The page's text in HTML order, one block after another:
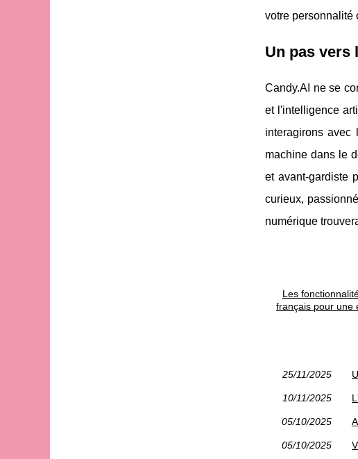
votre personnalité
Un pas vers
Candy.AI ne se
et l'intelligence
interagirons avec
machine dans le
et avant-gardiste
curieux,
numérique
Les
français pour une
25/11/2025
10/11/2025
05/10/2025
05/10/2025